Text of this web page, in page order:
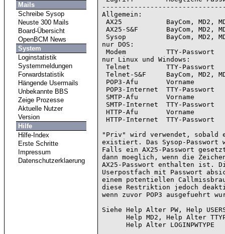
Mails
Schreibe Sysop
Neuste 300 Mails
Board-Übersicht
OpenBCM News
System
Loginstatistik
Systemmeldungen
Forwardstatistik
Hängende Usermails
Unbekannte BBS
Zeige Prozesse
Aktuelle Nutzer
Version
Hilfe
Hilfe-Index
Erste Schritte
Impressum
Datenschutzerklaerung
Allgemein:
nur DOS:
nur Linux und Windows:
"Priv" wird verwendet, sobald
existiert. Das Sysop-Passwort
Falls ein AX25-Passwort
dann moeglich, wenn die
AX25-Passwort enthalten ist.
Userpostfach mit Passwort
einem potentiellen
diese Restriktion jedoch
wenn zuvor POP3 ausgefuehrt
Siehe Help Alter PW, Help